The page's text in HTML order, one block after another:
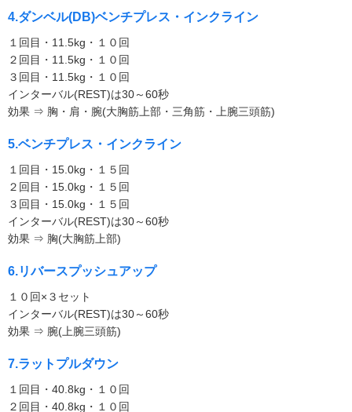
4.ダンベル(DB)ベンチプレス・インクライン
１回目・11.5kg・１０回
２回目・11.5kg・１０回
３回目・11.5kg・１０回
インターバル(REST)は30～60秒
効果 ⇒ 胸・肩・腕(大胸筋上部・三角筋・上腕三頭筋)
5.ベンチプレス・インクライン
１回目・15.0kg・１５回
２回目・15.0kg・１５回
３回目・15.0kg・１５回
インターバル(REST)は30～60秒
効果 ⇒ 胸(大胸筋上部)
6.リバースプッシュアップ
１０回×３セット
インターバル(REST)は30～60秒
効果 ⇒ 腕(上腕三頭筋)
7.ラットプルダウン
１回目・40.8kg・１０回
２回目・40.8kg・１０回